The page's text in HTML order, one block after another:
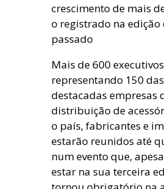
crescimento de mais
o registrado na edição
passado
Mais de 600 executivos
representando 150
destacadas empresas
distribuição de
o país, fabricantes e
estarão reunidos até
num evento que,
estar na sua terceira